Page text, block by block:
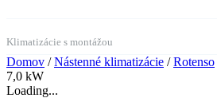
Klimatizácie s montážou
Domov /Nástenné klimatizácie /Rotenso
7,0 kW
Loading...